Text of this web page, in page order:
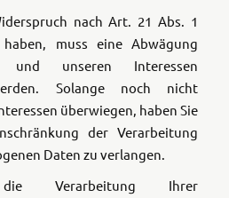
nach Art. 21 Abs. 1
haben, muss eine Abwägung
und unseren Interessen
Solange noch nicht
überwiegen, haben Sie
der Verarbeitung
Daten zu verlangen.
Verarbeitung Ihrer